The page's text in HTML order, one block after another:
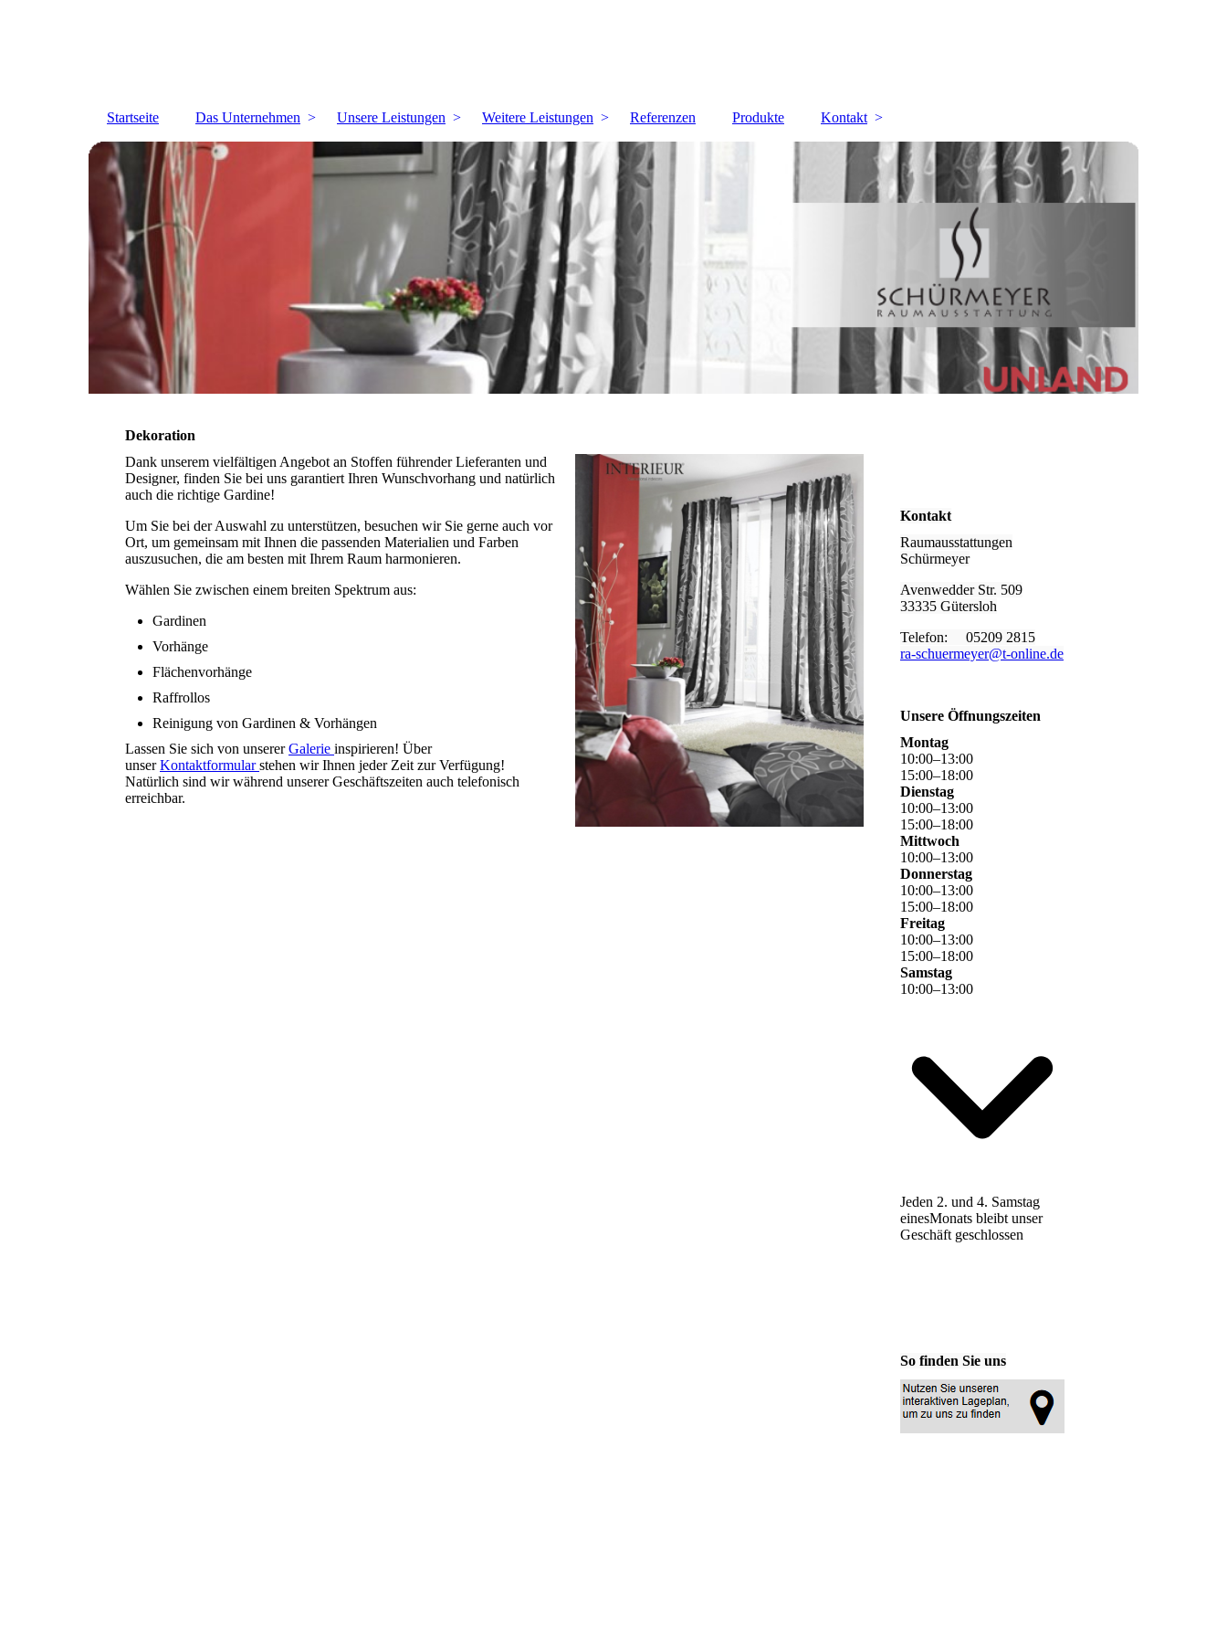
Startseite Das Unternehmen Unsere Leistungen Weitere Leistungen Referenzen Produkte Kontakt
Dekoration
Dank unserem vielfältigen Angebot an Stoffen führender Lieferanten und
Designer, finden Sie bei uns garantiert Ihren Wunschvorhang und natürlich
auch die richtige Gardine!
Um Sie bei der Auswahl zu unterstützen, besuchen wir Sie gerne auch vor
Ort, um gemeinsam mit Ihnen die passenden Materialien und Farben
auszusuchen, die am besten mit Ihrem Raum harmonieren.
Wählen Sie zwischen einem breiten Spektrum aus:
Gardinen
Vorhänge
Flächenvorhänge
Raffrollos
Reinigung von Gardinen & Vorhängen
Lassen Sie sich von unsererGalerie inspirieren! Über
unserKontaktformularstehen wir Ihnen jeder Zeit zur Verfügung!
Natürlich sind wir während unserer Geschäftszeiten auch telefonisch
erreichbar.
Kontakt
Raumausstattungen
Schürmeyer
Avenwedder Str. 509
33335 Gütersloh
Telefon: 05209 2815
ra-schuermeyer@t-online.de
Unsere Öffnungszeiten
Montag
10:00–13:00
15:00–18:00
Dienstag
10:00–13:00
15:00–18:00
Mittwoch
10:00–13:00
Donnerstag
10:00–13:00
15:00–18:00
Freitag
10:00–13:00
15:00–18:00
Samstag
10:00–13:00
Jeden 2. und 4. Samstag
einesMonats bleibt unser
Geschäft geschlossen
So finden Sie uns